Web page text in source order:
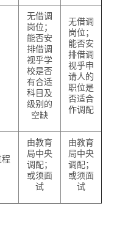
无借调
岗位；
能否安
排借调
视乎学
校是否
有合适
科目及
级别的
空缺
无借调
岗位；
能否安
排借调
视乎申
请人的
职位是
否适合
作调配
由教育
局中央
调配；
或须面
试
由教育
局中央
调配；
或须面
试